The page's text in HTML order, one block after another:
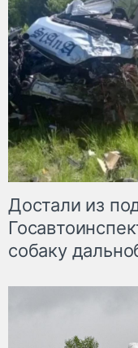
Достали из
собаку